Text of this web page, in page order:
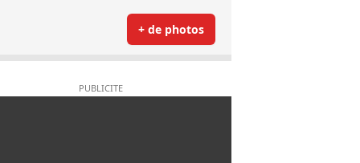
+ de photos